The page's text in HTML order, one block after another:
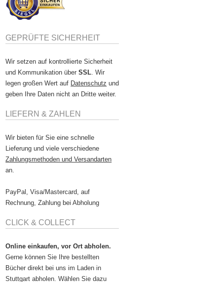
GEPRÜFTE SICHERHEIT
Wir setzen auf kontrollierte Sicherheit
und Kommunikation überSSL. Wir
legen großen Wert auf Datenschutz und
geben Ihre Daten nicht an Dritte weiter.
LIEFERN & ZAHLEN
Wir bieten für Sie eine schnelle
Lieferung und viele verschiedene
Zahlungsmethoden und Versandarten
an.
PayPal, Visa/Mastercard, auf
Rechnung, Zahlung bei Abholung
CLICK & COLLECT
Online einkaufen, vor Ort abholen.
Gerne können Sie Ihre bestellten
Bücher direkt bei uns im Laden in
Stuttgart abholen. Wählen Sie dazu